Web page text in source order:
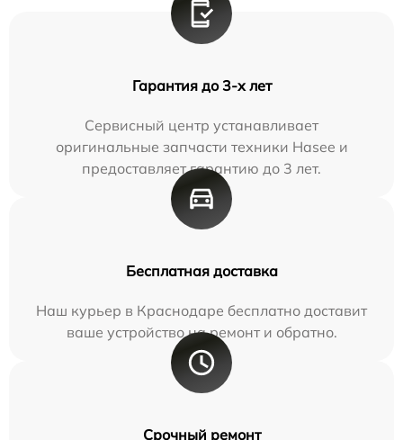
Гарантия до 3-х лет
Сервисный центр устанавливает
оригинальные запчасти техники Hasee и
предоставляет гарантию до 3 лет.
Бесплатная доставка
Наш курьер в Краснодаре бесплатно доставит
ваше устройство на ремонт и обратно.
Срочный ремонт